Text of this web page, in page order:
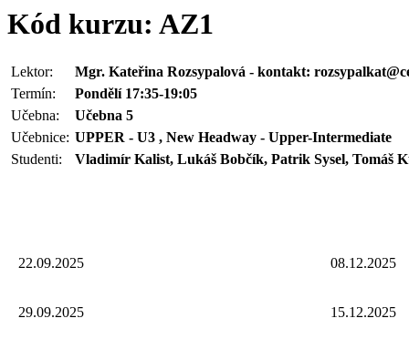
Kód kurzu: AZ1
Lektor:
Mgr. Kateřina Rozsypalová - kontakt:
Termín:
Pondělí 17:35-19:05
Učebna:
Učebna 5
Učebnice: UPPER - U3 , New Headway - Upper-Intermediate
Studenti:
Vladimír Kalist, Lukáš Bobčík, Patrik Sysel, Tomáš
22.09.2025
29.09.2025
08.12.2025
15.12.2025